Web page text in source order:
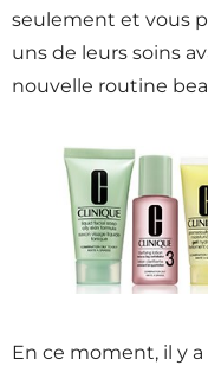
seulement et vous
uns de leurs soins
nouvelle routine
En ce moment, il y